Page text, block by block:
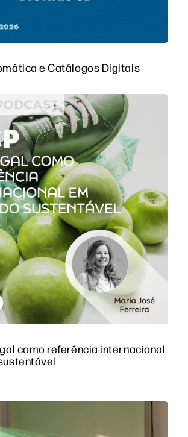
e Catálogos Digitais
como referência internacional